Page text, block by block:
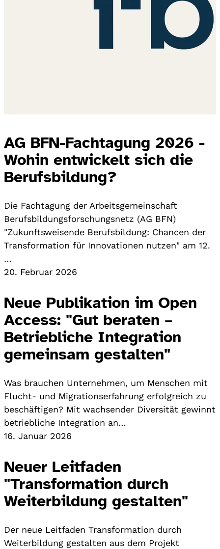
AG BFN-Fachtagung 2026 -
Wohin entwickelt sich die
Berufsbildung?
Die Fachtagung der Arbeitsgemeinschaft
Berufsbildungsforschungsnetz (AG BFN)
"Zukunftsweisende Berufsbildung: Chancen der
Transformation für Innovationen nutzen" am 12.
…
20. Februar 2026
Neue Publikation im Open
Access: "Gut beraten –
Betriebliche Integration
gemeinsam gestalten"
Was brauchen Unternehmen, um Menschen mit
Flucht- und Migrationserfahrung erfolgreich zu
beschäftigen? Mit wachsender Diversität gewinnt
betriebliche Integration an…
16. Januar 2026
Neuer Leitfaden
"Transformation durch
Weiterbildung gestalten"
Der neue Leitfaden Transformation durch
Weiterbildung gestalten aus dem Projekt